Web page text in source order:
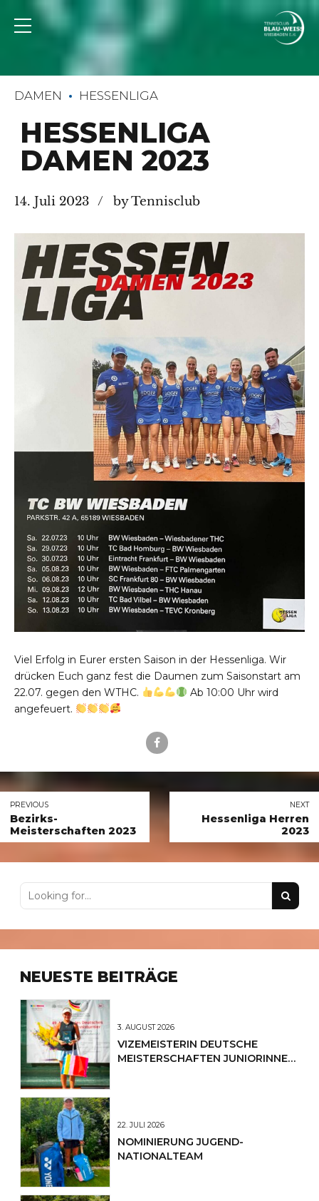
DAMEN HESSENLIGA
HESSENLIGA
DAMEN 2023
14. Juli 2023 by Tennisclub
Viel Erfolg in Eurer ersten Saison in der Hessenliga. Wir
drücken Euch ganz fest die Daumen zum Saisonstart am
22.07. gegen den WTHC.
Ab 10:00 Uhr wird
angefeuert.
PREVIOUS
Bezirks-
Meisterschaften 2023
NEXT
Hessenliga Herren
2023
NEUESTE BEITRÄGE
3. AUGUST 2026
VIZEMEISTERIN DEUTSCHE
MEISTERSCHAFTEN JUNIORINNEN
22. JULI 2026
NOMINIERUNG JUGEND-
NATIONALTEAM